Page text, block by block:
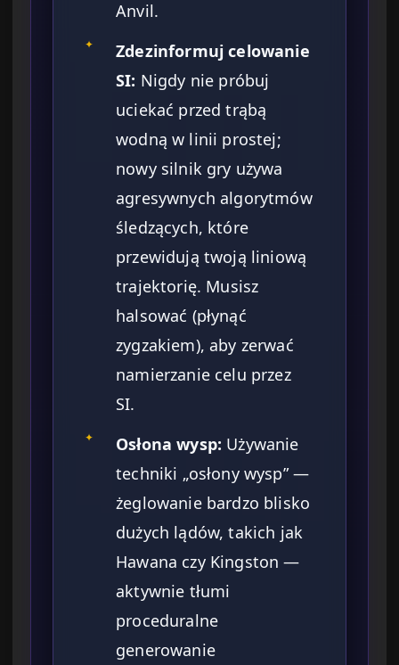
Anvil.
✦
Zdezinformuj celowanie
SI: Nigdy nie próbuj
uciekać przed trąbą
wodną w linii prostej;
nowy silnik gry używa
agresywnych algorytmów
śledzących, które
przewidują twoją liniową
trajektorię. Musisz
halsować (płynąć
zygzakiem), aby zerwać
namierzanie celu przez
SI.
✦ Osłona wysp: Używanie
techniki „osłony wysp” —
żeglowanie bardzo blisko
dużych lądów, takich jak
Hawana czy Kingston —
aktywnie tłumi
proceduralne
generowanie